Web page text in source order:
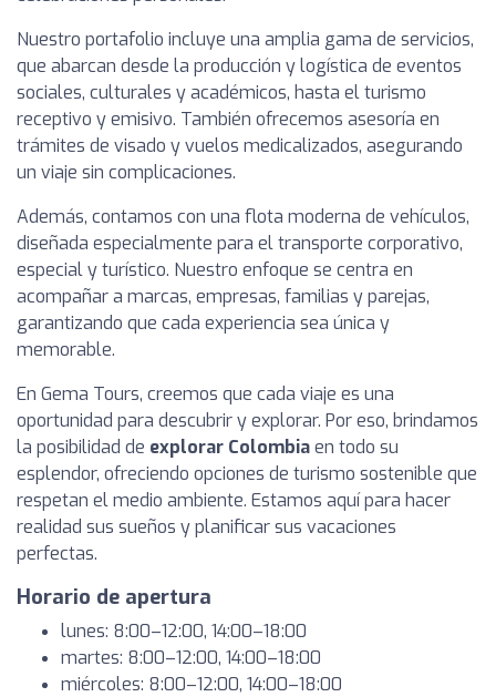
Nuestro portafolio incluye una amplia gama de servicios,
que abarcan desde la producción y logística de eventos
sociales, culturales y académicos, hasta el turismo
receptivo y emisivo. También ofrecemos asesoría en
trámites de visado y vuelos medicalizados, asegurando
un viaje sin complicaciones.
Además, contamos con una flota moderna de vehículos,
diseñada especialmente para el transporte corporativo,
especial y turístico. Nuestro enfoque se centra en
acompañar a marcas, empresas, familias y parejas,
garantizando que cada experiencia sea única y
memorable.
En Gema Tours, creemos que cada viaje es una
oportunidad para descubrir y explorar. Por eso, brindamos
la posibilidad de explorar Colombiaen todo su
esplendor, ofreciendo opciones de turismo sostenible que
respetan el medio ambiente. Estamos aquí para hacer
realidad sus sueños y planificar sus vacaciones
perfectas.
Horario de apertura
lunes: 8:00–12:00, 14:00–18:00
martes: 8:00–12:00, 14:00–18:00
miércoles: 8:00–12:00, 14:00–18:00